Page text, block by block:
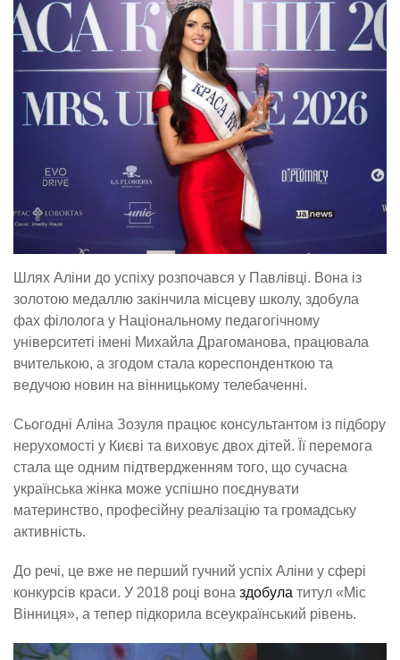
Шлях Аліни до успіху розпочався у Павлівці. Вона із
золотою медаллю закінчила місцеву школу, здобула
фах філолога у Національному педагогічному
університеті імені Михайла Драгоманова, працювала
вчителькою, а згодом стала кореспонденткою та
ведучою новин на вінницькому телебаченні.
Сьогодні Аліна Зозуля працює консультантом із підбору
нерухомості у Києві та виховує двох дітей. Її перемога
стала ще одним підтвердженням того, що сучасна
українська жінка може успішно поєднувати
материнство, професійну реалізацію та громадську
активність.
До речі, це вже не перший гучний успіх Аліни у сфері
конкурсів краси. У 2018 році вона здобула титул «Міс
Вінниця», а тепер підкорила всеукраїнський рівень.